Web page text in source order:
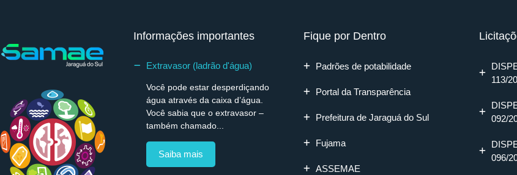
Informações importantes
Extravasor (ladrão d'água)
Você pode estar desperdiçando
água através da caixa d’água.
Você sabia que o extravasor –
também chamado...
Saiba mais
Fique por Dentro
Padrões de potabilidade
Portal da Transparência
Prefeitura de Jaraguá do Sul
Fujama
ASSEMAE
113/
092/
096/